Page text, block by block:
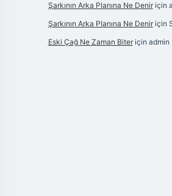
Şarkının Arka Planına Ne Deniriçin
Şarkının Arka Planına Ne Deniriçin
Eski Çağ Ne Zaman Biteriçin admin